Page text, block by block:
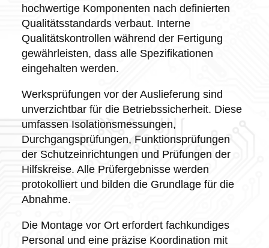
hochwertige Komponenten nach definierten
Qualitätsstandards verbaut. Interne
Qualitätskontrollen während der Fertigung
gewährleisten, dass alle Spezifikationen
eingehalten werden.
Werksprüfungen vor der Auslieferung sind
unverzichtbar für die Betriebssicherheit. Diese
umfassen Isolationsmessungen,
Durchgangsprüfungen, Funktionsprüfungen
der Schutzeinrichtungen und Prüfungen der
Hilfskreise. Alle Prüfergebnisse werden
protokolliert und bilden die Grundlage für die
Abnahme.
Die Montage vor Ort erfordert fachkundiges
Personal und eine präzise Koordination mit